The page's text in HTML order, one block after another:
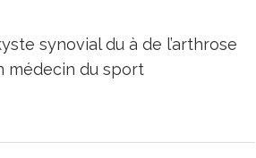
synovial du à de l’arthrose
médecin du sport